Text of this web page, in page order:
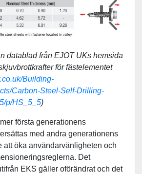
datablad från EJOT UKs hemsida
för fästelementet
Building-
Carbon-Steel-Self-Drilling-
p/HS_5_5)
första generationens
med andra generationens
att öka användarvänligheten och
Det
EKS gäller oförändrat och det